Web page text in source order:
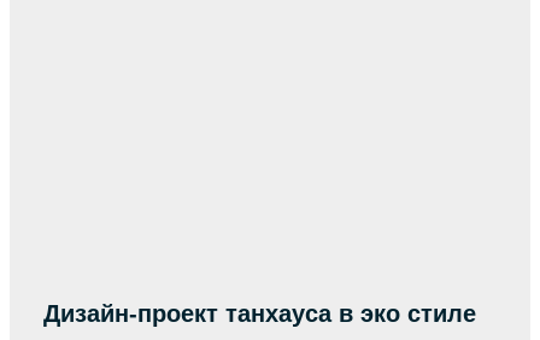
Дизайн-проект танхауса в эко стиле